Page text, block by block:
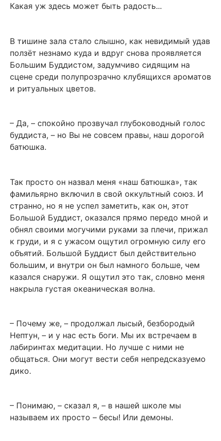
Какая уж здесь может быть радость...
В тишине зала стало слышно, как невидимый удав
ползёт незнамо куда и вдруг снова проявляется
Большим Буддистом, задумчиво сидящим на
сцене среди полупрозрачно клубящихся ароматов
и ритуальных цветов.
– Да, – спокойно прозвучал глубоководный голос
буддиста, – но Вы не совсем правы, наш дорогой
батюшка.
Так просто он назвал меня «наш батюшка», так
фамильярно включил в свой оккультный союз. И
странно, но я не успел заметить, как он, этот
Большой Буддист, оказался прямо передо мной и
обнял своими могучими руками за плечи, прижал
к груди, и я с ужасом ощутил огромную силу его
объятий. Большой Буддист был действительно
большим, и внутри он был намного больше, чем
казался снаружи. Я ощутил это так, словно меня
накрыла густая океаническая волна.
– Почему же, – продолжал лысый, безбородый
Нептун, – и у нас есть боги. Мы их встречаем в
лабиринтах медитации. Но лучше с ними не
общаться. Они могут вести себя непредсказуемо
дико.
– Понимаю, – сказал я, – в нашей школе мы
называем их просто – бесы! Или демоны.